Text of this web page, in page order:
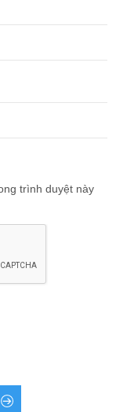
trình duyệt này